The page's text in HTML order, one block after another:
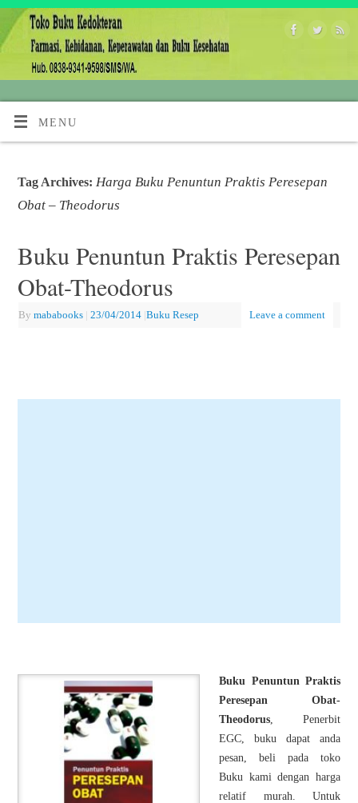
MENU
Tag Archives: Harga Buku Penuntun Praktis Peresepan
Obat – Theodorus
Buku Penuntun Praktis Peresepan
Obat-Theodorus
By mababooks | 23/04/2014 |Buku Resep Leave a comment
Buku Penuntun Praktis
Peresepan Obat-
Theodorus, Penerbit
EGC, buku dapat anda
pesan, beli pada toko
Buku kami dengan harga
relatif murah. Untuk